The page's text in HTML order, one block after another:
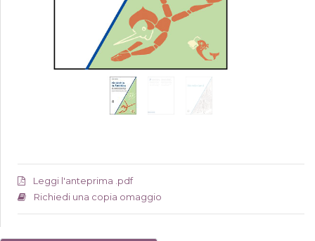
Leggi l'anteprima .pdf
Richiedi una copia omaggio